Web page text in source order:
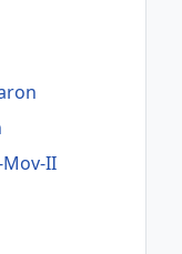
II